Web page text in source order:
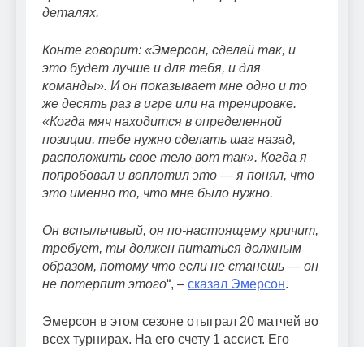
деталях.
Конте говорит: «Эмерсон, сделай так, и
это будет лучше и для тебя, и для
команды». И он показывает мне одно и то
же десять раз в игре или на тренировке.
«Когда мяч находится в определенной
позиции, тебе нужно сделать шаг назад,
расположить свое тело вот так». Когда я
попробовал и воплотил это — я понял, что
это именно то, что мне было нужно.
Он вспыльчивый, он по-настоящему кричит,
требует, ты должен питаться должным
образом, потому что если не станешь — он
не потерпит этого“, – сказал Эмерсон.
Эмерсон в этом сезоне отыграл 20 матчей во
всех турнирах. На его счету 1 ассист. Его